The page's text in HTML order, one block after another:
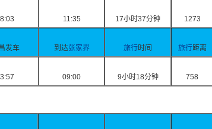
11:35 17小时37分钟 1273
发车 到达张家界 旅行时间 旅行距离
09:00 9小时18分钟 758